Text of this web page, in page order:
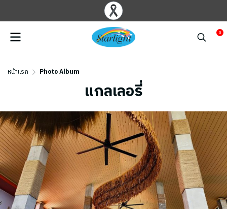
0
หน้าแรก Photo Album
แกลเลอรี่